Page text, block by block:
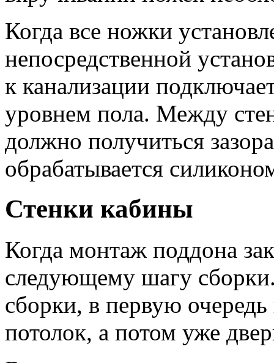
Когда все ножки
непосредственной
к канализации
уровнем пола. Между
должно получиться
обрабатывается
Стенки кабины
Когда монтаж поддона
следующему шагу
сборки, в первую
потолок, а потом уже